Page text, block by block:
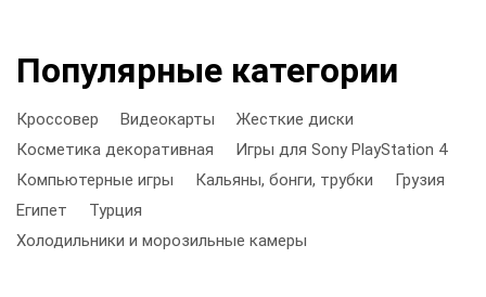
Популярные категории
Кроссовер Видеокарты
Жесткие диски
Косметика декоративная
Игры для Sony PlayStation 4
Компьютерные игры
Кальяны, бонги, трубки
Грузия
Египет
Турция
Холодильники и морозильные камеры